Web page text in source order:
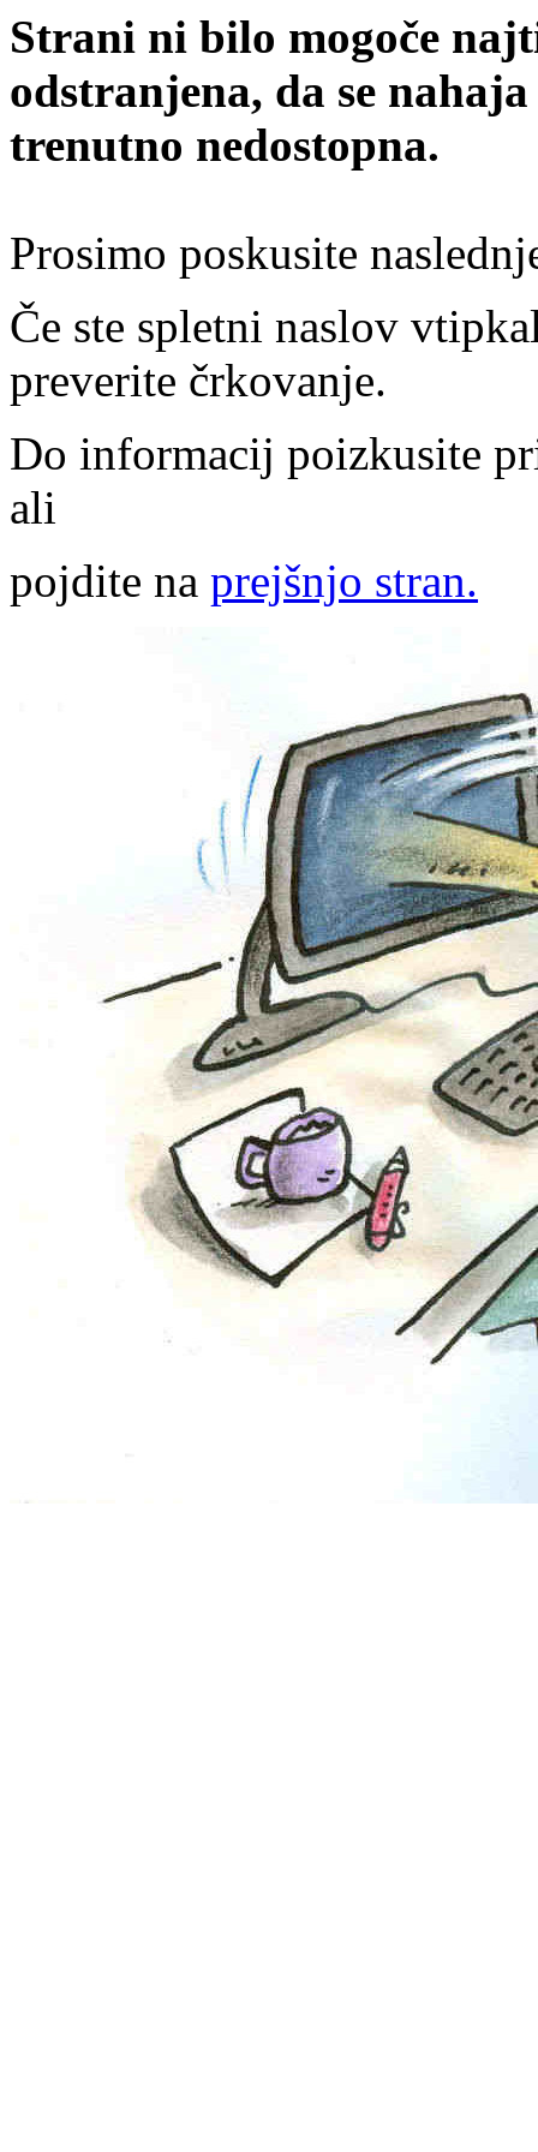
Strani ni bilo mogoče
odstranjena, da se
trenutno nedostopna.
Prosimo poskusite
Če ste spletni naslov
preverite črkovanje.
Do informacij poizkusite
ali
pojdite na prejšnjo stran.